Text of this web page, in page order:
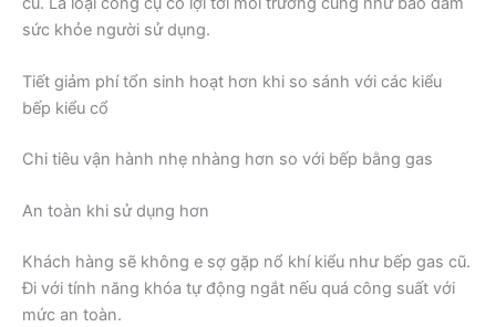
sức khỏe người sử dụng.
Tiết giảm phí tổn sinh hoạt hơn khi so sánh với các kiểu
bếp kiểu cổ
Chi tiêu vận hành nhẹ nhàng hơn so với bếp bằng gas
An toàn khi sử dụng hơn
Khách hàng sẽ không e sợ gặp nổ khí kiểu như bếp gas cũ.
Đi với tính năng khóa tự động ngắt nếu quá công suất với
mức an toàn.